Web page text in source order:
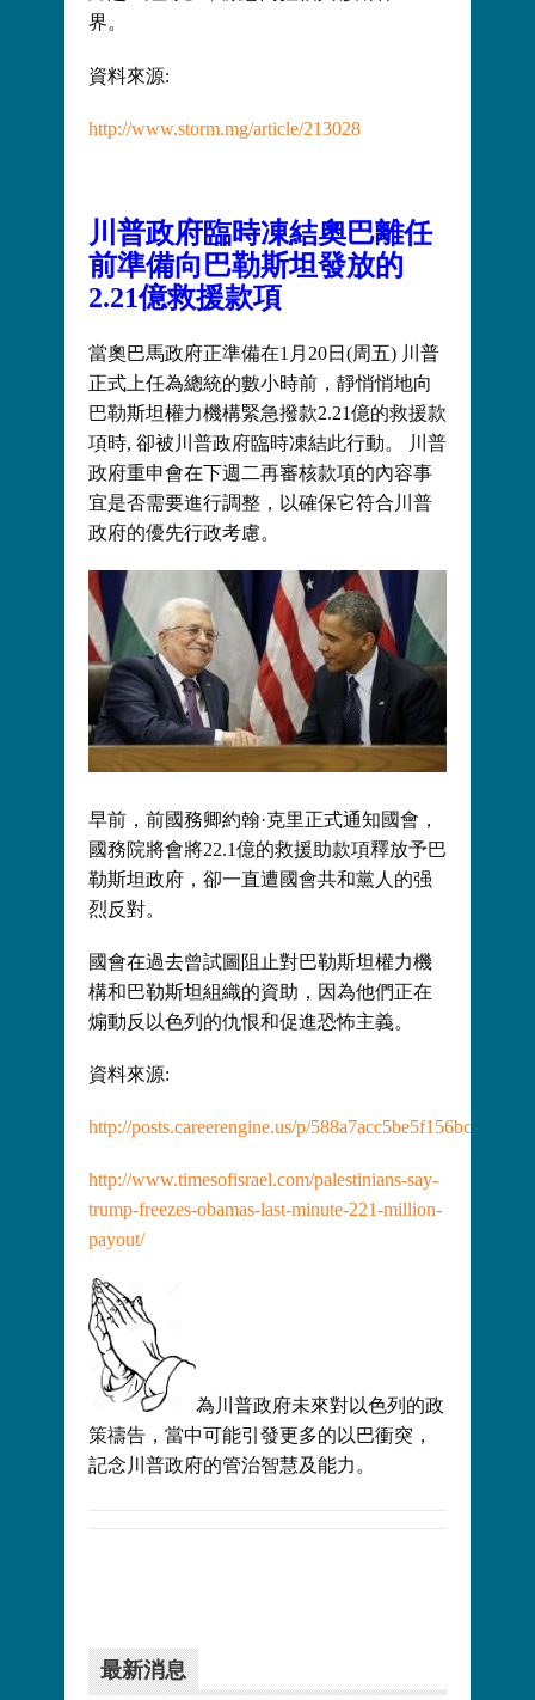
界。
資料來源:
http://www.storm.mg/article/213028
川普政府臨時凍結奧巴離任
前準備向巴勒斯坦發放的
2.21億救援款項
當奧巴馬政府正準備在1月20日(周五) 川普
正式上任為總統的數小時前，靜悄悄地向
巴勒斯坦權力機構緊急撥款2.21億的救援款
項時, 卻被川普政府臨時凍結此行動。 川普
政府重申會在下週二再審核款項的內容事
宜是否需要進行調整，以確保它符合川普
政府的優先行政考慮。
早前，前國務卿約翰·克里正式通知國會，
國務院將會將22.1億的救援助款項釋放予巴
勒斯坦政府，卻一直遭國會共和黨人的强
烈反對。
國會在過去曾試圖阻止對巴勒斯坦權力機
構和巴勒斯坦組織的資助，因為他們正在
煽動反以色列的仇恨和促進恐怖主義。
資料來源:
http://posts.careerengine.us/p/588a7acc5be5f156bc5abf07
http://www.timesofisrael.com/palestinians-say-
trump-freezes-obamas-last-minute-221-million-
payout/
為川普政府未來對以色列的政
策禱告，當中可能引發更多的以巴衝突，
記念川普政府的管治智慧及能力。
最新消息